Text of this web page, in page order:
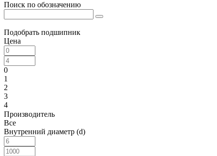
Поиск по обозначению
Подобрать подшипник
Цена
0
1
2
3
4
Производитель
Все
Внутренний диаметр (d)